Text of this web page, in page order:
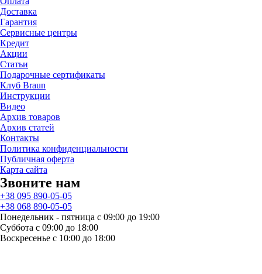
Доставка
Гарантия
Сервисные центры
Кредит
Акции
Статьи
Подарочные сертификаты
Клуб Braun
Инструкции
Видео
Архив товаров
Архив статей
Контакты
Политика конфиденциальности
Публичная оферта
Карта сайта
Звоните нам
+38 095 890-05-05
+38 068 890-05-05
Понедельник - пятница с 09:00 до 19:00
Суббота с 09:00 до 18:00
Воскресенье с 10:00 до 18:00